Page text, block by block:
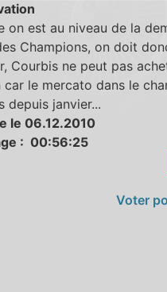
on est au niveau de la
Champions, on doit
Courbis ne peut pas
car le mercato dans le
depuis janvier...
le 06.12.2010
: 00:56:25
Voter